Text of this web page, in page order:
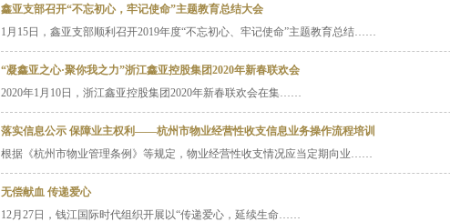
鑫亚支部召开“不忘初心，牢记使命”主题教育总结大会
1月15日，鑫亚支部顺利召开2019年度“不忘初心、牢记使命”主题教育总结……
“凝鑫亚之心·聚你我之力”浙江鑫亚控股集团2020年新春联欢会
2020年1月10日，浙江鑫亚控股集团2020年新春联欢会在集……
落实信息公示 保障业主权利——杭州市物业经营性收支信息业务操作流程培训
根据《杭州市物业管理条例》等规定，物业经营性收支情况应当定期向业……
无偿献血 传递爱心
12月27日，钱江国际时代组织开展以“传递爱心，延续生命……